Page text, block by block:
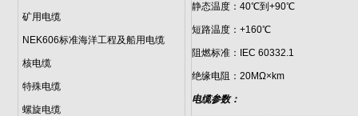
矿用电缆
NEK606标准海洋工程及船用电缆
核电缆
特殊电缆
螺旋电缆
静态温度：40℃到+90℃
短路温度：+160℃
阻燃标准：IEC 60332.1
绝缘电阻：20MΩ×km
电缆参数：